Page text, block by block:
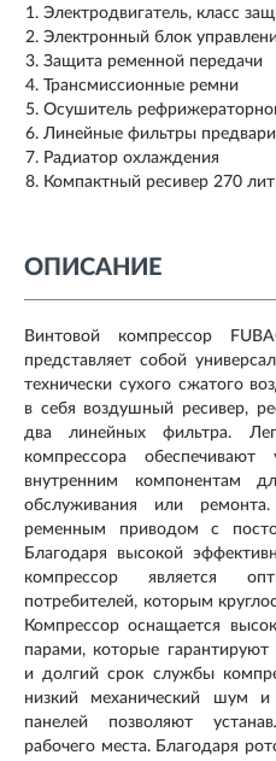
Электродвигатель, класс
Электронный блок
Защита ременной передачи
Трансмиссионные ремни
Осушитель
Линейные фильтры
Радиатор охлаждения
Компактный ресивер 270
ОПИСАНИЕ
Винтовой компрессор
представляет собой
технически сухого сжатого
в себя воздушный ресивер,
два линейных фильтра.
компрессора
внутренним компонентам
обслуживания или ремонта.
ременным приводом с
Благодаря высокой
компрессор является
потребителей, которым
Компрессор оснащается
парами, которые
и долгий срок службы
низкий механический шум и
панелей позволяют
рабочего места. Благодаря